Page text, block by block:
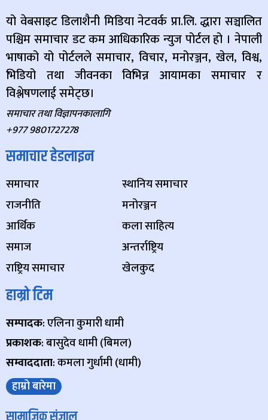
यो वेबसाइट डिलाशैनी मिडिया नेटवर्क प्रा.लि. द्धारा सञ्चालित
पश्चिम समाचार डट कम आधिकारिक न्युज पोर्टल हो । नेपाली
भाषाको यो पोर्टलले समाचार, विचार, मनोरञ्जन, खेल, विश्व,
भिडियो तथा जीवनका विभिन्न आयामका समाचार र
विश्लेषणलाई समेट्छ।
समाचार तथा विज्ञापनकालागि
+977 9801727278
समाचार हेडलाइन
समाचार
राजनीति
आर्थिक
समाज
राष्ट्रिय समाचार
स्थानिय समाचार
मनोरञ्जन
कला साहित्य
अन्तर्राष्ट्रिय
खेलकुद
हाम्रो टिम
सम्पादक: एलिना कुमारी धामी
प्रकाशक: बासुदेव धामी (बिमल)
सम्वाददाता: कमला गुर्धामी (धामी)
हाम्रो बारेमा